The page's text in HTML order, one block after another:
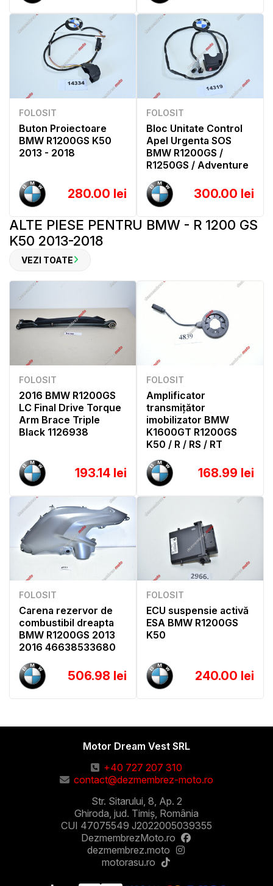
FOLOSIT
Buton Proiectoare
BMW R1200GS K50
2013 - 2018
280.00 lei
FOLOSIT
Bloc Unitate Control
Apel Urgenta SOS
BMW R1200GS /
R1250GS / Adventure
300.00 lei
ALTE PIESE PENTRU BMW - R 1200 GS
K50 2013-2018
VEZI TOATE
FOLOSIT
2016 BMW R1200GS
LC Final Drive Torque
Arm Brace Triple
Black 1126938
193.14 lei
FOLOSIT
Amplificator
transmițător
imobilizator BMW
K1600GT R1200GS
K50 / R / RS / RT
168.99 lei
FOLOSIT
Carena rezervor de
combustibil dreapta
BMW R1200GS 2013
2016 46638533680
506.98 lei
FOLOSIT
ECU suspensie activă
ESA BMW R1200GS
K50
240.00 lei
Motor Dream Vest SRL
+40 727 207 310
contact@dezmembrez-moto.ro
Str. Sitarului, 8, Ap. 2
Ghiroda, jud. Timiș, România
CUI 47075549 J2022005039355
DezmembrezMoto.ro
dezmembrez.moto
motorasu.ro